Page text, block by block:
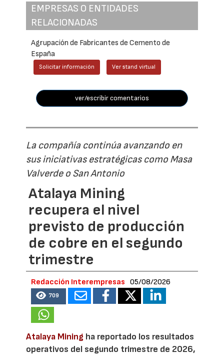
EMPRESAS O ENTIDADES
RELACIONADAS
Agrupación de Fabricantes de Cemento de
España
Solicitar información Ver stand virtual
ver/escribir comentarios
La compañía continúa avanzando en
sus iniciativas estratégicas como Masa
Valverde o San Antonio
Atalaya Mining
recupera el nivel
previsto de producción
de cobre en el segundo
trimestre
Redacción Interempresas 05/08/2026
709
Atalaya Mining ha reportado los resultados
operativos del segundo trimestre de 2026,